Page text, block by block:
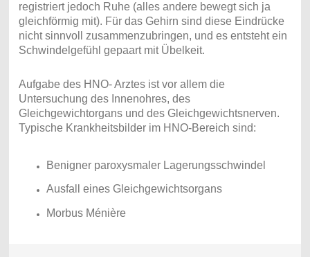
registriert jedoch Ruhe (alles andere bewegt sich ja
gleichförmig mit). Für das Gehirn sind diese Eindrücke
nicht sinnvoll zusammenzubringen, und es entsteht ein
Schwindelgefühl gepaart mit Übelkeit.
Aufgabe des HNO- Arztes ist vor allem die
Untersuchung des Innenohres, des
Gleichgewichtorgans und des Gleichgewichtsnerven.
Typische Krankheitsbilder im HNO-Bereich sind:
Benigner paroxysmaler Lagerungsschwindel
Ausfall eines Gleichgewichtsorgans
Morbus Ménière